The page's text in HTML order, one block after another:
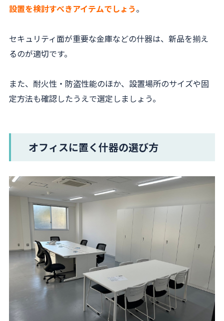
設置を検討すべきアイテムでしょう。
セキュリティ面が重要な金庫などの什器は、新品を揃え
るのが適切です。
また、耐火性・防盗性能のほか、設置場所のサイズや固
定方法も確認したうえで選定しましょう。
オフィスに置く什器の選び方